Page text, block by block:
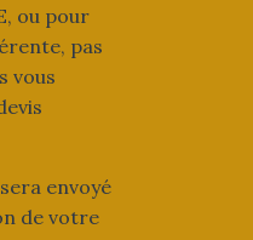
ou pour
pas
vous
envoyé
de votre